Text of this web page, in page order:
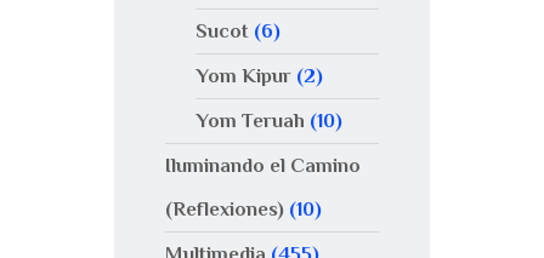
Sucot(6)
Yom Kipur(2)
Yom Teruah (10)
Iluminando el Camino
(Reflexiones) (10)